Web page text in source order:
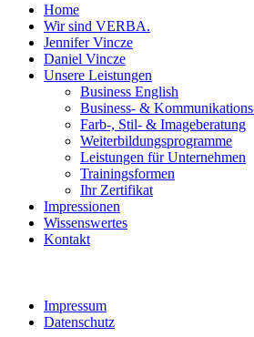
Home
Wir sind VERBA.
Jennifer Vincze
Daniel Vincze
Unsere Leistungen
Business English
Business- &
Farb-, Stil- & Imageberatung
Weiterbildungsprogramme
Leistungen für Unternehmen
Trainingsformen
Ihr Zertifikat
Impressionen
Wissenswertes
Kontakt
Impressum
Datenschutz